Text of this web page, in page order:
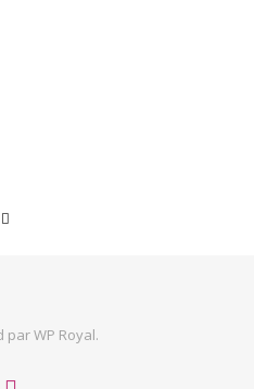
parWP Royal.